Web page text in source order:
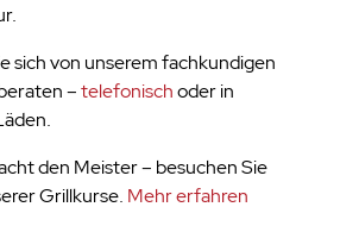
sich von unserem fachkundigen
–telefonischoder in
den Meister – besuchen Sie
Grillkurse. Mehr erfahren